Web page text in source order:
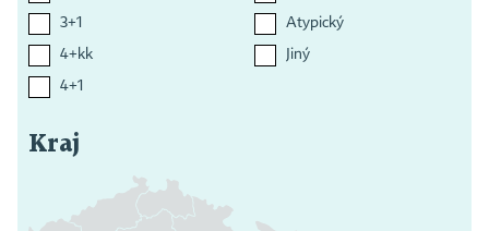
3+1
4+kk
4+1
Atypický
Jiný
Kraj